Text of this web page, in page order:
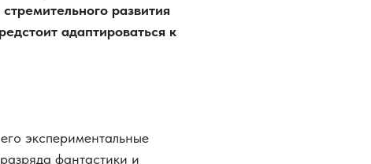
развития
адаптироваться к
экспериментальные
фантастики и